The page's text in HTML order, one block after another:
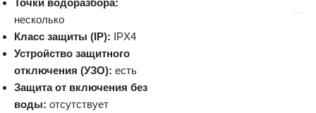
несколько
Класс защиты (IP): IPX4
Устройство защитного
отключения (УЗО): есть
Защита от включения без
воды: отсутствует